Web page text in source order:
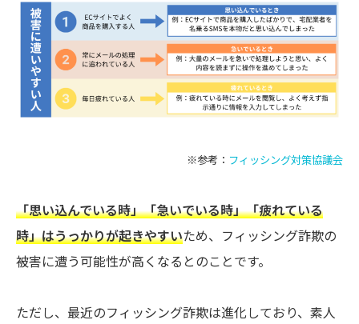
※参考： フィッシング対策協議会
「思い込んでいる時」「急いでいる時」「疲れている
時」はうっかりが起きやすいため、フィッシング詐欺の
被害に遭う可能性が高くなるとのことです。
ただし、最近のフィッシング詐欺は進化しており、素人